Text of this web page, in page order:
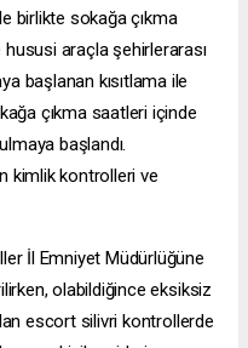
birlikte sokağa çıkma
hususi araçla şehirlerarası
başlanan kısıtlama ile
çıkma saatleri içinde
başlandı.
kimlik kontrolleri ve
İl Emniyet Müdürlüğüne
olabildiğince eksiksiz
escort silivri kontrollerde